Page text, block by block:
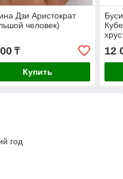
Дзи Аристократ
человек)
₸
Купить
12
год